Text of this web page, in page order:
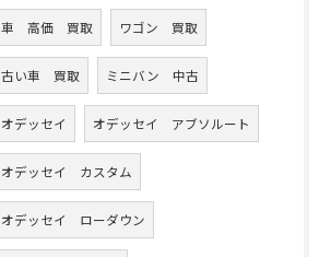
車 高価 買取 ワゴン 買取
古い車 買取 ミニバン 中古
オデッセイ オデッセイ アブソルート
オデッセイ カスタム
オデッセイ ローダウン